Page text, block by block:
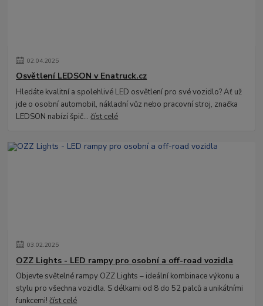
02.04.2025
Osvětlení LEDSON v Enatruck.cz
Hledáte kvalitní a spolehlivé LED osvětlení pro své vozidlo? Ať už
jde o osobní automobil, nákladní vůz nebo pracovní stroj, značka
LEDSON nabízí špič...číst celé
03.02.2025
OZZ Lights - LED rampy pro osobní a off-road vozidla
Objevte světelné rampy OZZ Lights – ideální kombinace výkonu a
stylu pro všechna vozidla. S délkami od 8 do 52 palců a unikátními
funkcemi!číst celé